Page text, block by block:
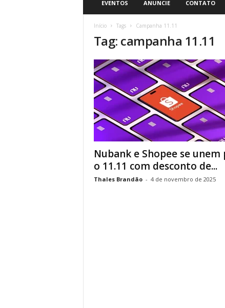
EVENTOS ANUNCIE CONTATO
Início Tags Campanha 11.11
Tag: campanha 11.11
Nubank e Shopee se unem
o 11.11 com desconto de...
Thales Brandão - 4 de novembro de 2025